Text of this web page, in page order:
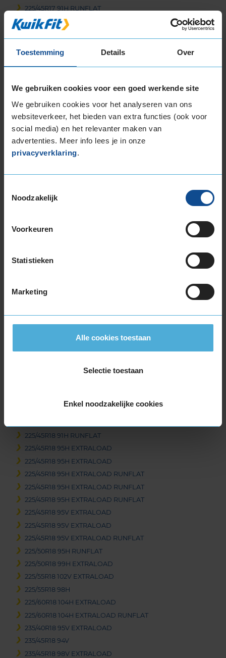
Toestemming Details Over
We gebruiken cookies voor een goed werkende site
We gebruiken cookies voor het analyseren van ons
websiteverkeer, het bieden van extra functies (ook voor
social media) en het relevanter maken van
advertenties. Meer info lees je in onze
privacyverklaring.
Noodzakelijk
Voorkeuren
Statistieken
Marketing
Alle cookies toestaan
Selectie toestaan
Enkel noodzakelijke cookies
225/45R17 91H RUNFLAT
225/45R17 91H RUNFLAT
225/50R17 98H EXTRALOAD
225/50R17 98H EXTRALOAD
225/55R17 101V EXTRALOAD
225/55R17 97H
225/55R17 97H RUNFLAT
225/60R17 99H
235/45R17 97V EXTRALOAD
245/45R17 99V EXTRALOAD
18-inch banden
215/60R18 102T EXTRALOAD RUNFLAT
225/40R18 92V EXTRALOAD RUNFLAT
225/45R18 91H RUNFLAT
225/45R18 95H EXTRALOAD
225/45R18 95H EXTRALOAD
225/45R18 95H EXTRALOAD RUNFLAT
225/45R18 95H EXTRALOAD RUNFLAT
225/45R18 95H EXTRALOAD RUNFLAT
225/45R18 95V EXTRALOAD
225/45R18 95V EXTRALOAD
225/45R18 95V EXTRALOAD RUNFLAT
225/50R18 95H RUNFLAT
225/50R18 99H EXTRALOAD
225/55R18 102V EXTRALOAD
225/55R18 98H
225/60R18 104H EXTRALOAD
225/60R18 104H EXTRALOAD RUNFLAT
235/40R18 95V EXTRALOAD
235/45R18 94V
235/45R18 98V EXTRALOAD